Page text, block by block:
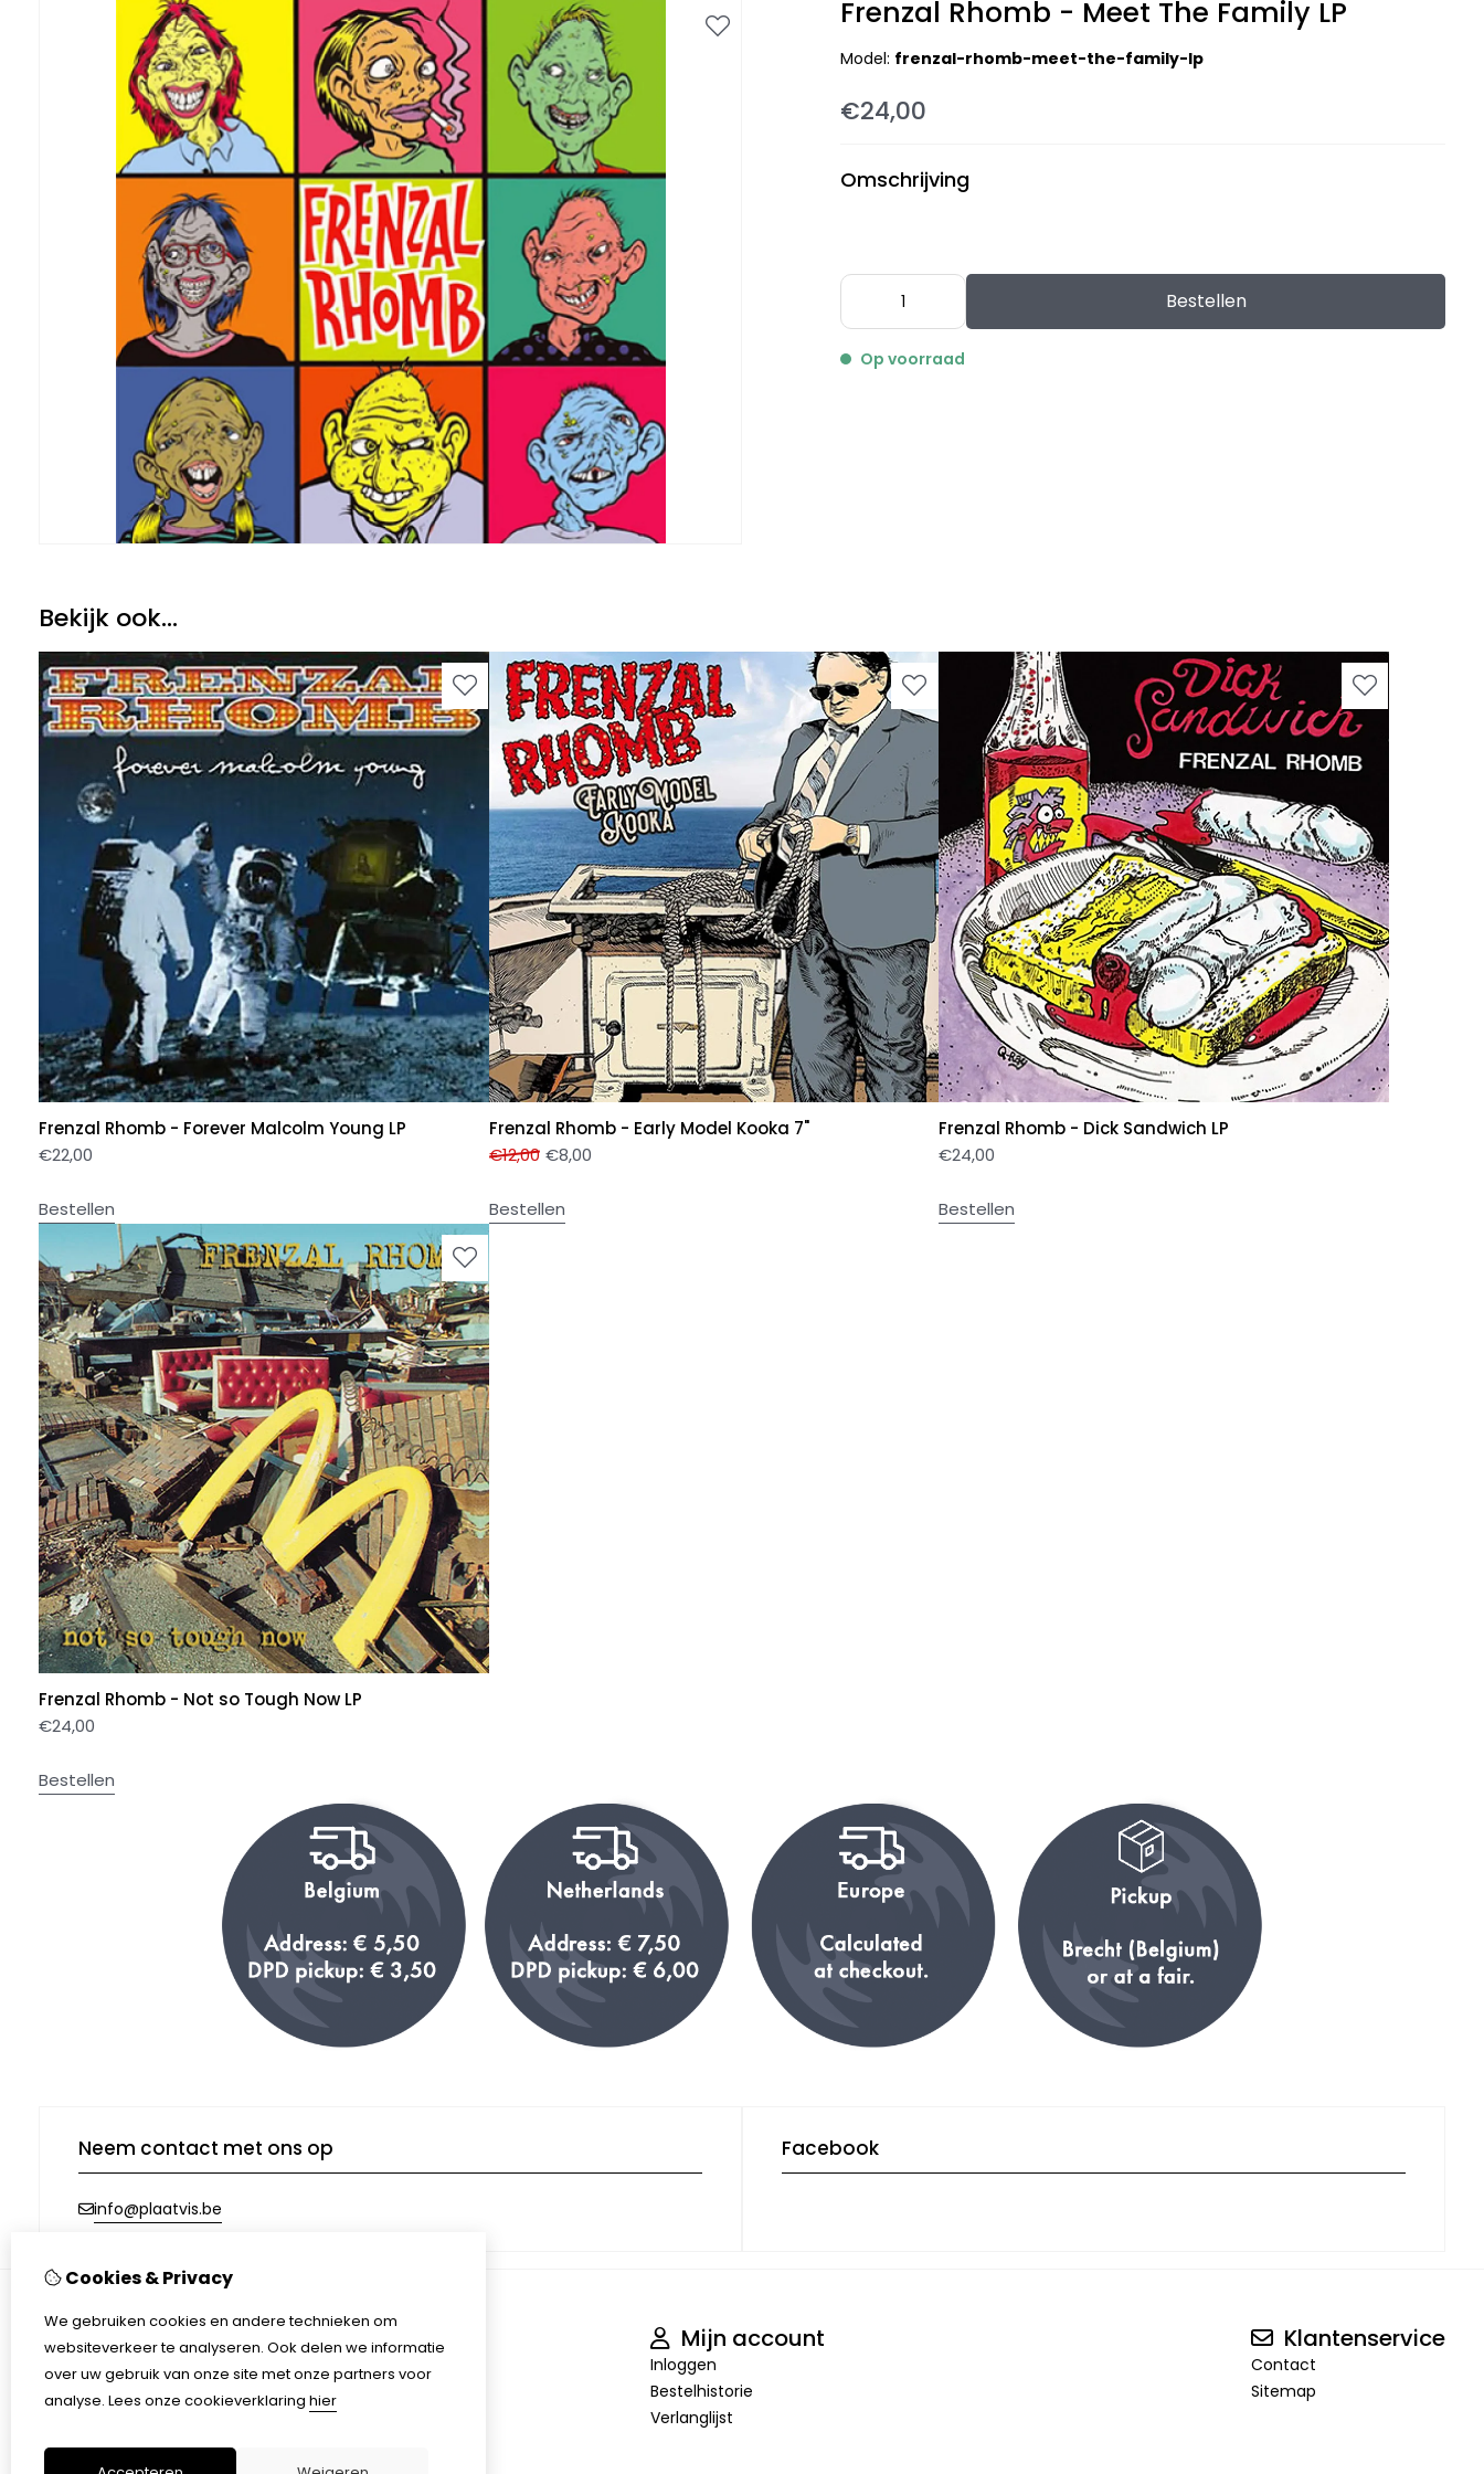
Frenzal Rhomb - Meet The Family LP
Model: frenzal-rhomb-meet-the-family-lp
€24,00
Omschrijving
Bestellen
Op voorraad
Bekijk ook...
Frenzal Rhomb - Forever Malcolm Young LP
€22,00
Bestellen
Frenzal Rhomb - Early Model Kooka 7"
€12,00 €8,00
Bestellen
Frenzal Rhomb - Dick Sandwich LP
€24,00
Bestellen
Frenzal Rhomb - Not so Tough Now LP
€24,00
Bestellen
Neem contact met ons op
info@plaatvis.be
Facebook
Informatie
Afhalen & Verzending
Algemene voorwaarden
Mijn account
Inloggen
Bestelhistorie
Verlanglijst
Klantenservice
Contact
Sitemap
Cookies & Privacy
We gebruiken cookies en andere technieken om
websiteverkeer te analyseren. Ook delen we informatie
over uw gebruik van onze site met onze partners voor
analyse. Lees onze cookieverklaring hier